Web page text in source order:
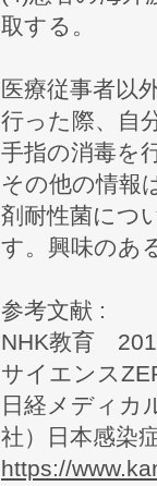
取する。
医療従事者以
行った際、自
手指の消毒を
その他の情報
剤耐性菌につ
す。興味のあ
参考文献 :
NHK教育
サイエンス
日経メディカ
社）日本感染
https://